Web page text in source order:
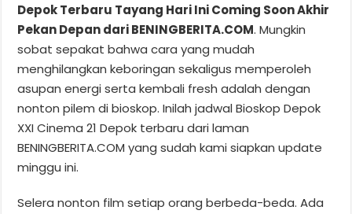
Depok Terbaru Tayang Hari Ini Coming Soon Akhir
Pekan Depan dari BENINGBERITA.COM. Mungkin
sobat sepakat bahwa cara yang mudah
menghilangkan keboringan sekaligus memperoleh
asupan energi serta kembali fresh adalah dengan
nonton pilem di bioskop. Inilah jadwal Bioskop Depok
XXI Cinema 21 Depok terbaru dari laman
BENINGBERITA.COM yang sudah kami siapkan update
minggu ini.
Selera nonton film setiap orang berbeda-beda. Ada